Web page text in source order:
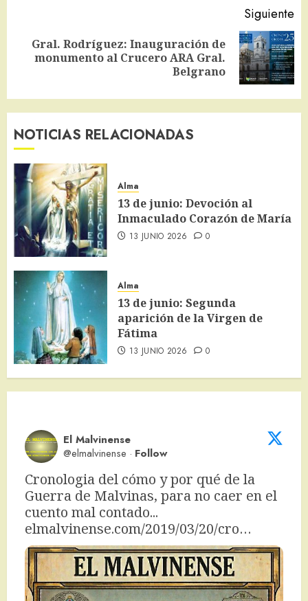
Siguiente
Siguiente
Gral. Rodríguez: Inauguración de
monumento al Crucero ARA Gral.
Belgrano
NOTICIAS RELACIONADAS
Alma
13 de junio: Devoción al
Inmaculado Corazón de María
13 JUNIO 2026 0
Alma
13 de junio: Segunda
aparición de la Virgen de
Fátima
13 JUNIO 2026 0
El Malvinense
@elmalvinense · Follow
Cronologia del cómo y por qué de la
Guerra de Malvinas, para no caer en el
elmalvinense.com/2019/03/20/cro…